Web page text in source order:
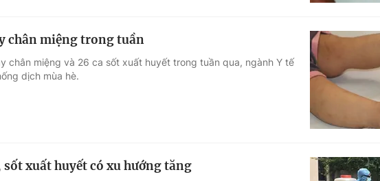
chân miệng trong tuần
chân miệng và 26 ca sốt xuất huyết trong tuần qua, ngành Y tế
dịch mùa hè.
xuất huyết có xu hướng tăng